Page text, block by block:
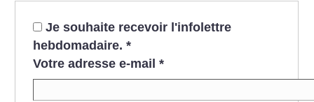
Je souhaite recevoir l'infolettre
hebdomadaire. *
Votre adresse e-mail *